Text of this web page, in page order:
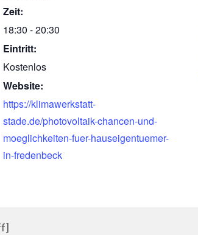
Zeit:
18:30 - 20:30
Eintritt:
Kostenlos
Website:
https://klimawerkstatt-
stade.de/photovoltaik-chancen-und-
moeglichkeiten-fuer-hauseigentuemer-
in-fredenbeck